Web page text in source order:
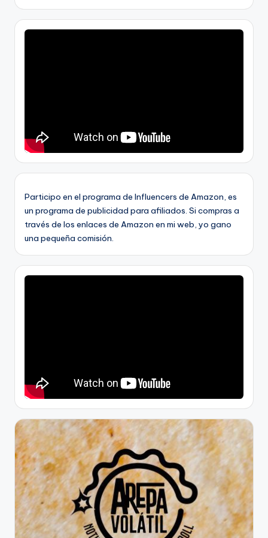
Participo en el programa de Influencers de Amazon, es
un programa de publicidad para afiliados. Si compras a
través de los enlaces de Amazon en mi web, yo gano
una pequeña comisión.